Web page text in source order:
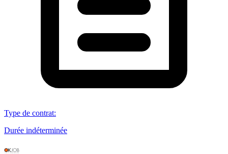
Type de contrat:
Durée indéterminée